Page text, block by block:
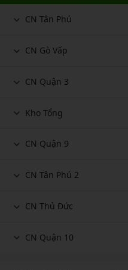
CN Tân Phú
CN Gò Vấp
CN Quận 3
Kho Tổng
CN Quận 9
CN Tân Phú 2
CN Thủ Đức
CN Quận 10